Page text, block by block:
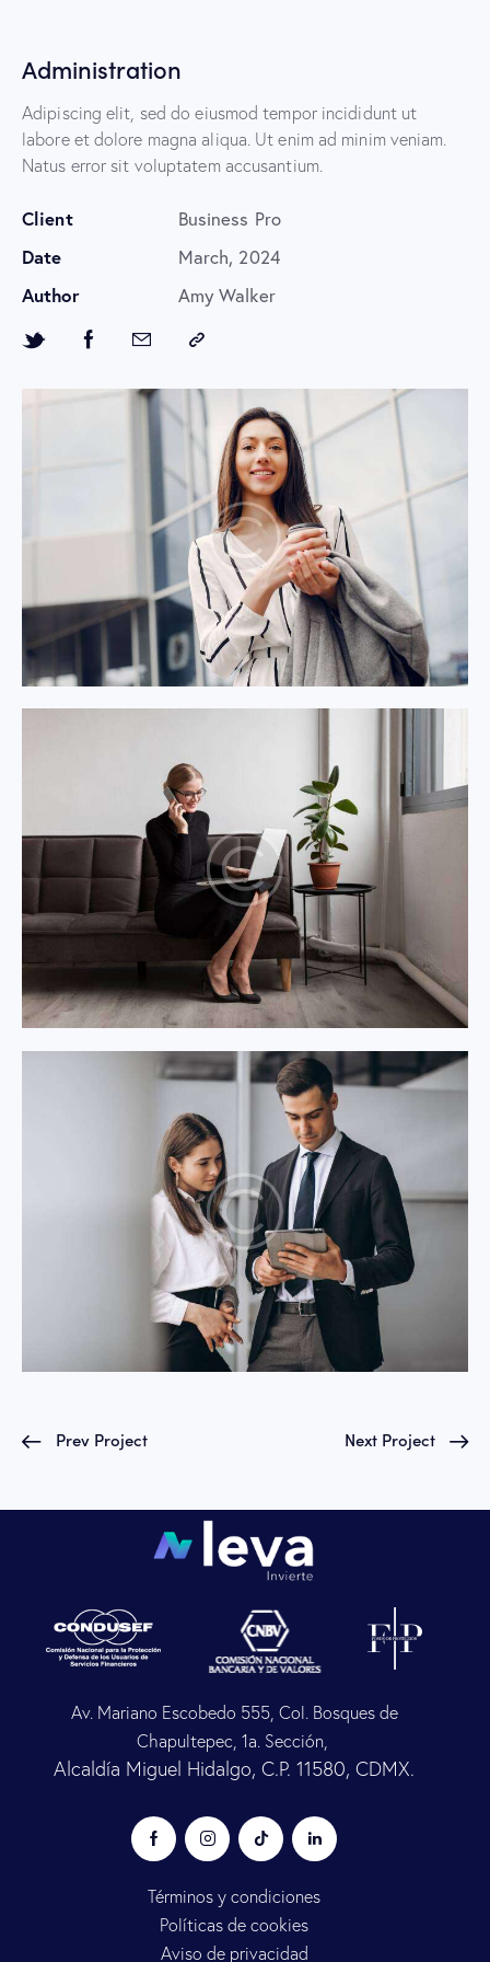
Administration
Adipiscing elit, sed do eiusmod tempor incididunt ut
labore et dolore magna aliqua. Ut enim ad minim veniam.
Natus error sit voluptatem accusantium.
Client
Business Pro
Date
March, 2024
Author
Amy Walker
Prev Project Next Project
Av. Mariano Escobedo 555, Col. Bosques de
Chapultepec, 1a. Sección,
Alcaldía Miguel Hidalgo, C.P. 11580, CDMX.
Términos y condiciones
Políticas de cookies
Aviso de privacidad